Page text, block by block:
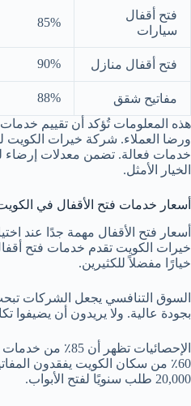
فتح أقفال
سيارات
85%
فتح أقفال منازل 90%
مفاتيح شقق 88%
هذه المعلومات تُؤكد أن تقييم
ورضا العملاء. شركة خيرات الكويت
الخيار الأمثل.
أسعار خدمات فتح الأقفال في
أسعار فتح الأقفال مهمة جدًا عند
خيرات الكويت تقدم خدمات فتح
خيارًا مفضلاً للكثيرين.
السوق التنافسي يجعل الشركات
بجودة عالية. ولا يريدون أن يضيفوا
الإحصائيات تظهر
60٪ من سكان الكويت يفقدون
20,000 طلب سنويًا لفتح الأبواب.